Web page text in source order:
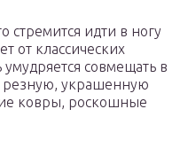
стремится идти в ногу
от классических
совмещать в
резную, украшенную
ковры, роскошные